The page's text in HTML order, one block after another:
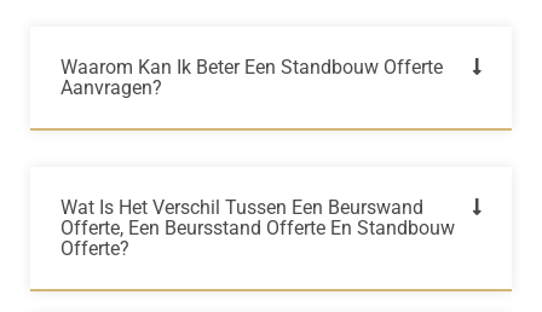
Waarom Kan Ik Beter Een Standbouw Offerte
Aanvragen?
Wat Is Het Verschil Tussen Een Beurswand
Offerte, Een Beursstand Offerte En Standbouw
Offerte?